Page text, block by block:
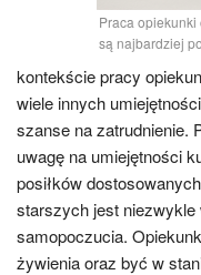
Praca
są najbardziej
kontekście pracy
wiele innych
szanse na zatrudnienie.
uwagę na umiejętności
posiłków
starszych jest niezwykle
samopoczucia.
żywienia oraz być w